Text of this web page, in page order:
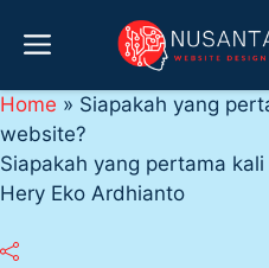
Menu
Home » Siapakah yang
website?
Siapakah yang pertama
Hery Eko Ardhianto